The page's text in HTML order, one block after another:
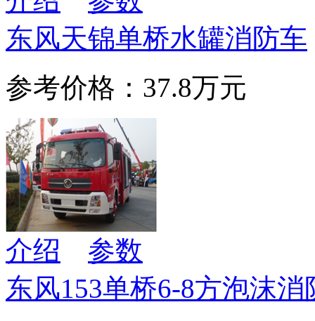
东风天锦单桥水罐消防车
参考价格：37.8万元
介绍
参数
东风153单桥6-8方泡沫消